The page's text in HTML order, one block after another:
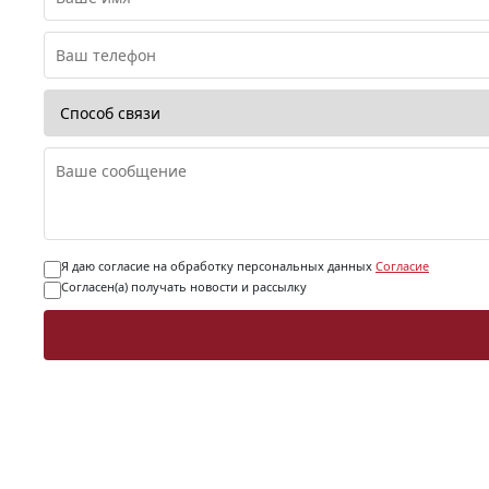
Я даю согласие на обработку персональных данных Согласие
Согласен(а) получать новости и рассылку